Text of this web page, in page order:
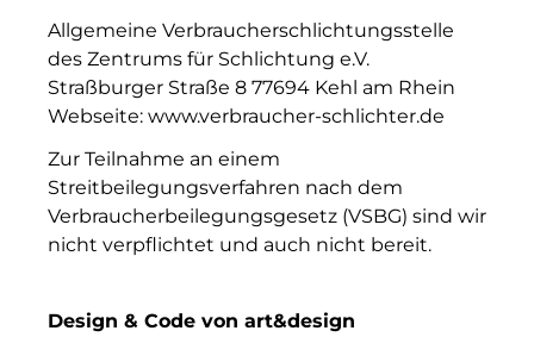
Allgemeine Verbraucherschlichtungsstelle
des Zentrums für Schlichtung e.V.
Straßburger Straße 8 77694 Kehl am Rhein
Webseite: www.verbraucher-schlichter.de
Zur Teilnahme an einem
Streitbeilegungsverfahren nach dem
Verbraucherbeilegungsgesetz (VSBG) sind wir
nicht verpflichtet und auch nicht bereit.
Design & Code von art&design